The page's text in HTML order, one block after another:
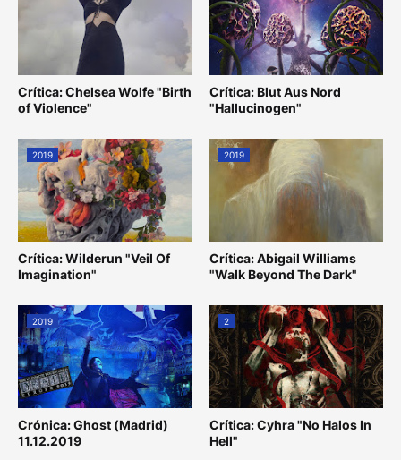
Crítica: Chelsea Wolfe "Birth
of Violence"
Crítica: Blut Aus Nord
"Hallucinogen"
2019
Crítica: Wilderun "Veil Of
Imagination"
2019
Crítica: Abigail Williams
"Walk Beyond The Dark"
2019
Crónica: Ghost (Madrid)
11.12.2019
2
Crítica: Cyhra "No Halos In
Hell"